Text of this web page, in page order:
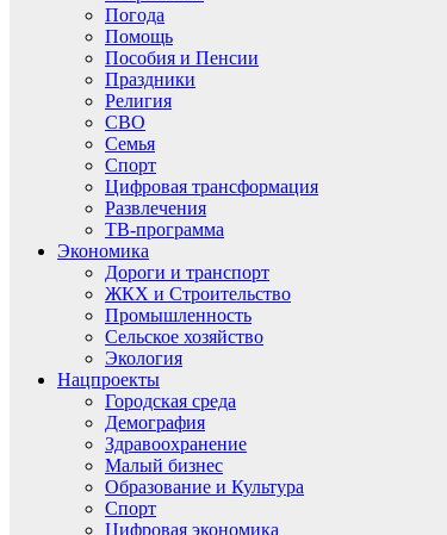
Погода
Помощь
Пособия и Пенсии
Праздники
Религия
СВО
Семья
Спорт
Цифровая трансформация
Развлечения
ТВ-программа
Экономика
Дороги и транспорт
ЖКХ и Строительство
Промышленность
Сельское хозяйство
Экология
Нацпроекты
Городская среда
Демография
Здравоохранение
Малый бизнес
Образование и Культура
Спорт
Цифровая экономика